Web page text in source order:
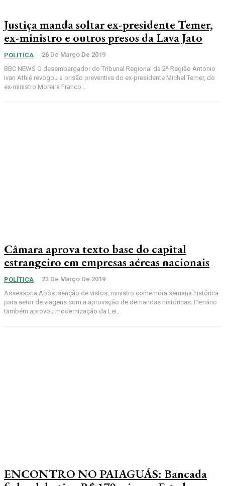
Justiça manda soltar ex-presidente Temer,
ex-ministro e outros presos da Lava Jato
POLÍTICA
26 De Março De 2019
BBC NEWS O desembargador do Tribunal Regional da 2ª Região Antonio
Ivan Athié revogou a prisão preventiva do ex-presidente Michel Temer, do
ex-ministro Moreira Franco...
Câmara aprova texto base do capital
estrangeiro em empresas aéreas nacionais
POLÍTICA
23 De Março De 2019
Assessoria Após isenção de vistos, ministro comemora semana histórica
para setor de viagens com a aprovação de demandas históricas. Plenário
também aprovou modernização da Lei...
ENCONTRO NO PAIAGUÁS: Bancada